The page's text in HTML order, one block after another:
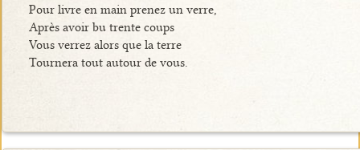
Pour livre en main prenez un verre,
Après avoir bu trente coups
Vous verrez alors que la terre
Tournera tout autour de vous.